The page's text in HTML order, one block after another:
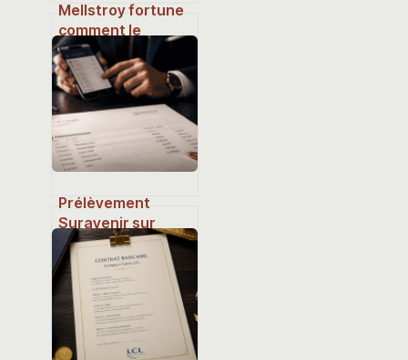
Mellstroy fortune
comment le
streamer a bâti et
fait évoluer sa
richesse
Prélèvement
Suravenir sur
votre compte : est-
ce une erreur, une
fraude ou un
contrat oublié ?